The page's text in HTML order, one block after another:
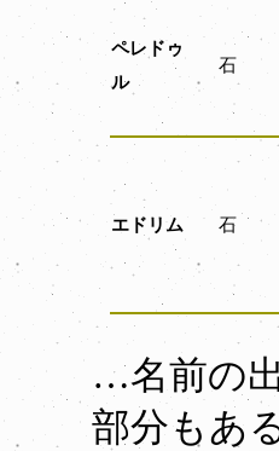
ペレドゥ
ル
石
エドリム 石
…名前の
部分もあ